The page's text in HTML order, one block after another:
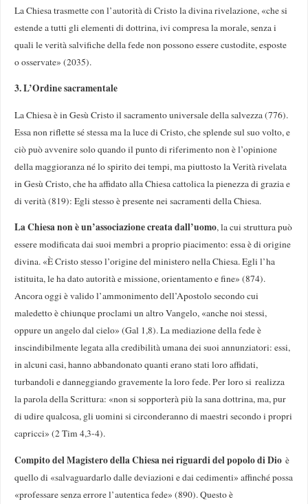
La Chiesa trasmette con l’autorità di Cristo la divina rivelazione, «che si
estende a tutti gli elementi di dottrina, ivi compresa la morale, senza i
quali le verità salvifiche della fede non possono essere custodite, esposte
o osservate» (2035).
3. L’Ordine sacramentale
La Chiesa è in Gesù Cristo il sacramento universale della salvezza (776).
Essa non riflette sé stessa ma la luce di Cristo, che splende sul suo volto, e
ciò può avvenire solo quando il punto di riferimento non è l’opinione
della maggioranza né lo spirito dei tempi, ma piuttosto la Verità rivelata
in Gesù Cristo, che ha affidato alla Chiesa cattolica la pienezza di grazia e
di verità (819): Egli stesso è presente nei sacramenti della Chiesa.
La Chiesa non è un’associazione creata dall’uomo, la cui struttura può
essere modificata dai suoi membri a proprio piacimento: essa è di origine
divina. «È Cristo stesso l’origine del ministero nella Chiesa. Egli l’ha
istituita, le ha dato autorità e missione, orientamento e fine» (874).
Ancora oggi è valido l’ammonimento dell’Apostolo secondo cui
maledetto è chiunque proclami un altro Vangelo, «anche noi stessi,
oppure un angelo dal cielo» (Gal 1,8). La mediazione della fede è
inscindibilmente legata alla credibilità umana dei suoi annunziatori: essi,
in alcuni casi, hanno abbandonato quanti erano stati loro affidati,
turbandoli e danneggiando gravemente la loro fede. Per loro si realizza
la parola della Scrittura: «non si sopporterà più la sana dottrina, ma, pur
di udire qualcosa, gli uomini si circonderanno di maestri secondo i propri
capricci» (2 Tim 4,3-4).
Compito del Magistero della Chiesa nei riguardi del popolo di Dio è
quello di «salvaguardarlo dalle deviazioni e dai cedimenti» affinché possa
«professare senza errore l’autentica fede» (890). Questo è